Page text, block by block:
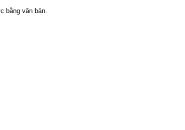
bằng văn bản.